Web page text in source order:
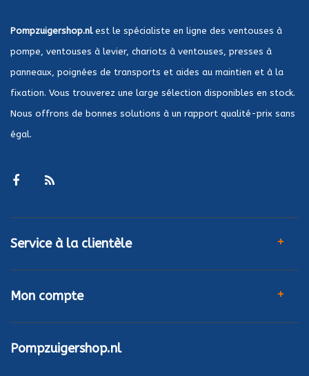
Pompzuigershop.nlest le spécialiste en ligne des ventouses à
pompe, ventouses à levier, chariots à ventouses, presses à
panneaux, poignées de transports et aides au maintien et à la
fixation. Vous trouverez une large sélection disponibles en stock.
Nous offrons de bonnes solutions à un rapport qualité-prix sans
égal.
Service à la clientèle
Mon compte
Pompzuigershop.nl